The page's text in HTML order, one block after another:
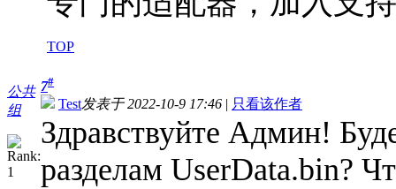
TOP
公共
组
7#
Test发表于 2022-10-9 17:46 | 只看该作者
Здравствуйте Админ!
разделам UserData.bin?